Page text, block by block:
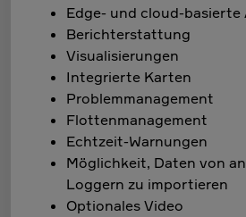
Edge- und cloud-basierte
Berichterstattung
Visualisierungen
Integrierte Karten
Problemmanagement
Flottenmanagement
Echtzeit-Warnungen
Möglichkeit, Daten von
Loggern zu importieren
Optionales Video